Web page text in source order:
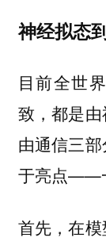
神经拟态
目前全世
致，都是
由通信三
于亮点——
首先，在